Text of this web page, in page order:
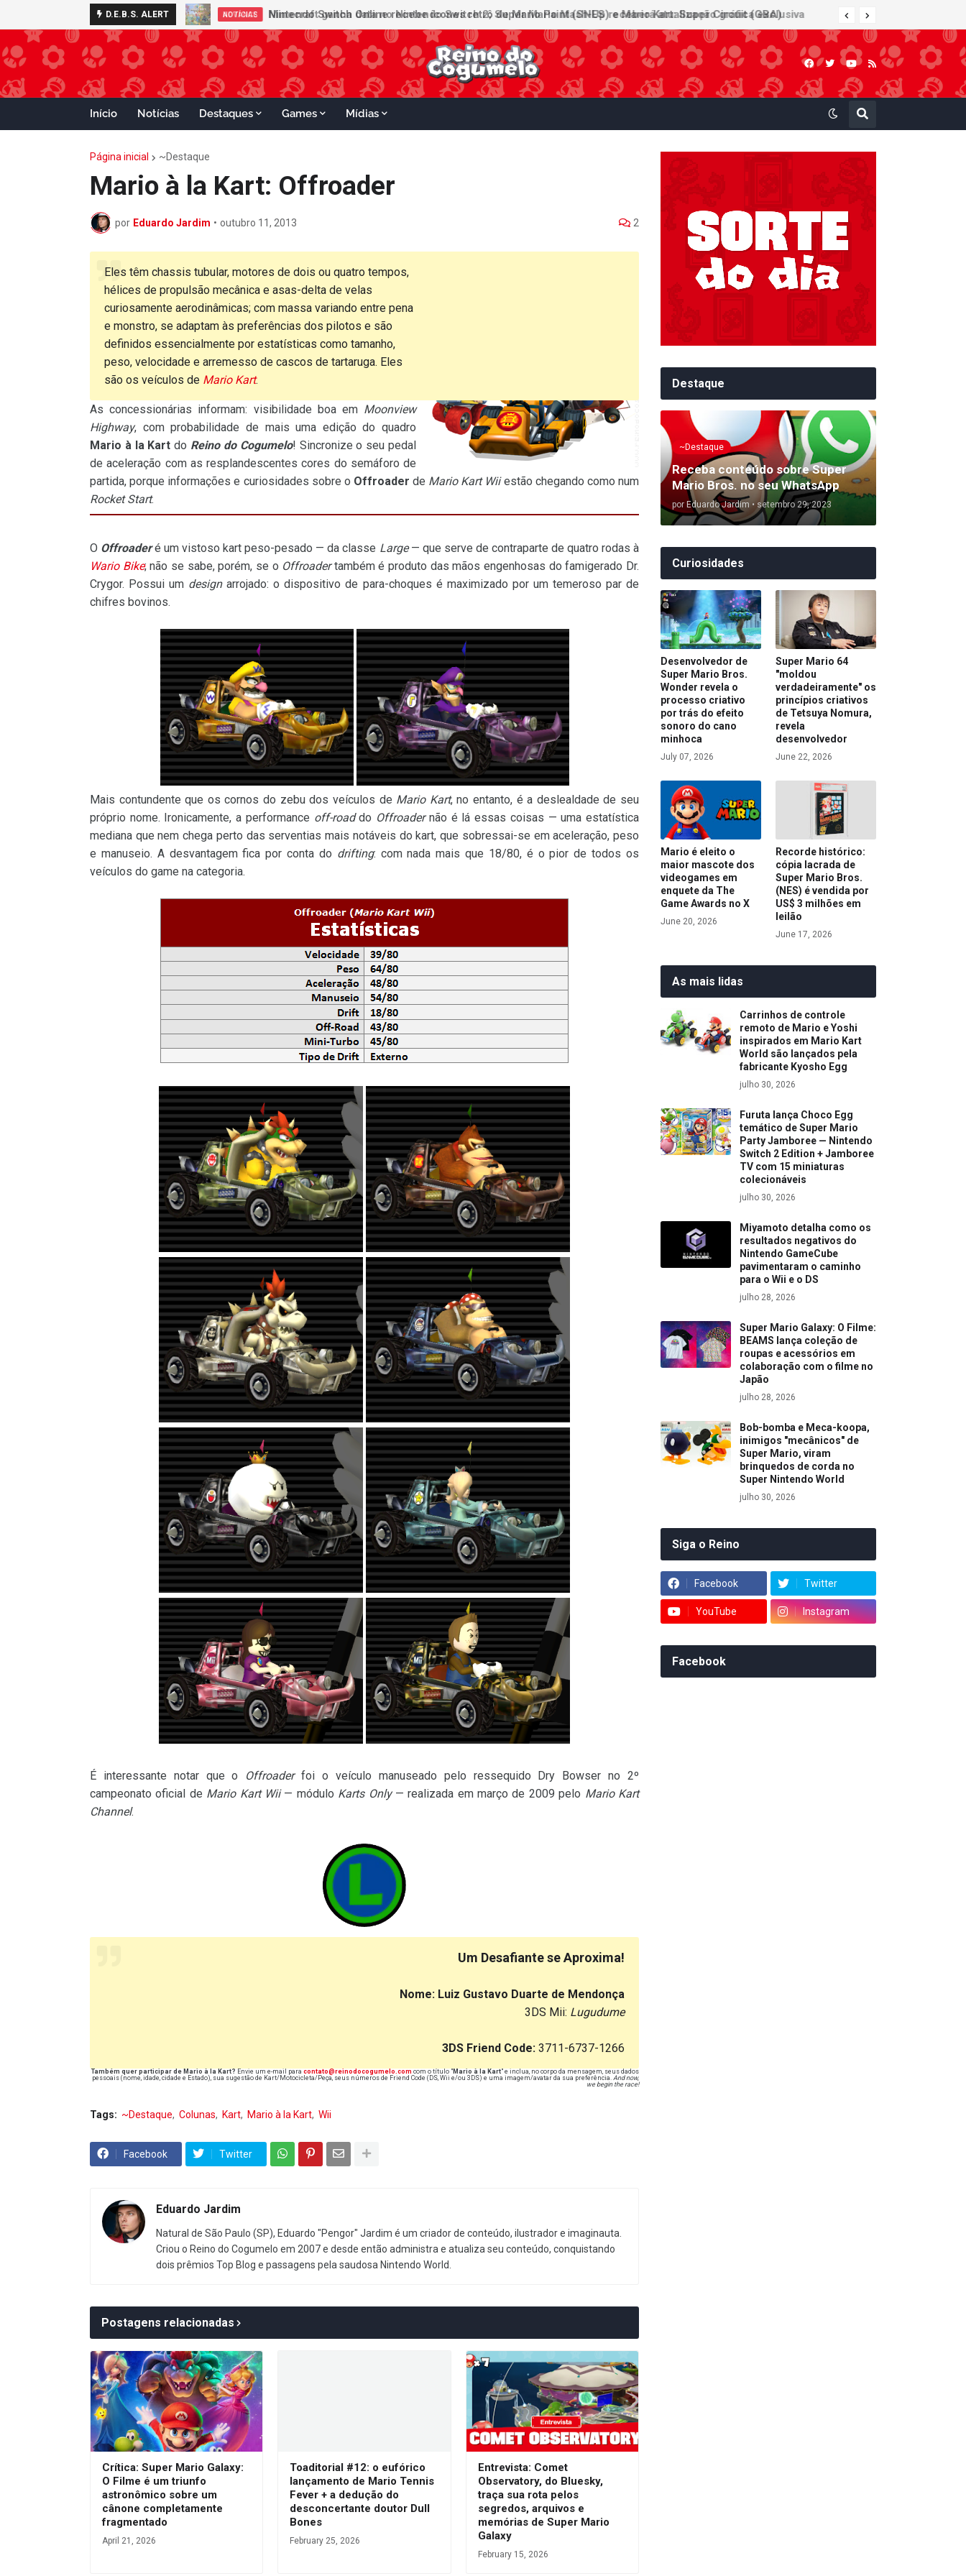
D.E.B.S. ALERT NOTÍCIAS Minecraft ganha data no Nintendo Switch 2; Super Mario Mash-Up receberá atualização gráfica exclusiva
Início Notícias Destaques Games Mídias
Página inicial ~Destaque
Mario à la Kart: Offroader
por Eduardo Jardim • outubro 11, 2013 2
Eles têm chassis tubular, motores de dois ou quatro tempos,
hélices de propulsão mecânica e asas-delta de velas
curiosamente aerodinâmicas; com massa variando entre pena
e monstro, se adaptam às preferências dos pilotos e são
definidos essencialmente por estatísticas como tamanho,
peso, velocidade e arremesso de cascos de tartaruga. Eles
são os veículos de Mario Kart.
As concessionárias informam: visibilidade boa em Moonview
Highway, com probabilidade de mais uma edição do quadro
Mario à la Kart do Reino do Cogumelo! Sincronize o seu pedal
de aceleração com as resplandescentes cores do semáforo de
partida, porque informações e curiosidades sobre o Offroader de Mario Kart Wiiestão chegando como num
Rocket Start.
O Offroaderé um vistoso kart peso-pesado — da classe Large— que serve de contraparte de quatro rodas à
Wario Bike; não se sabe, porém, se o Offroadertambém é produto das mãos engenhosas do famigerado Dr.
Crygor. Possui um designarrojado: o dispositivo de para-choques é maximizado por um temeroso par de
chifres bovinos.
Mais contundente que os cornos do zebu dos veículos de Mario Kart, no entanto, é a deslealdade de seu
próprio nome. Ironicamente, a performance off-roaddo Offroadernão é lá essas coisas — uma estatística
mediana que nem chega perto das serventias mais notáveis do kart, que sobressai-se em aceleração, peso
e manuseio. A desvantagem fica por conta do drifting: com nada mais que 18/80, é o pior de todos os
veículos do game na categoria.
É interessante notar que o Offroaderfoi o veículo manuseado pelo ressequido Dry Bowser no 2º
campeonato oficial de Mario Kart Wii— módulo Karts Only— realizada em março de 2009 pelo Mario Kart
Channel.
Um Desafiante se Aproxima!
Nome: Luiz Gustavo Duarte de Mendonça
3DS Mii: Lugudume
3DS Friend Code: 3711-6737-1266
Também quer participar de Mario à la Kart? Envie um e-mail para contato@reinodocogumelo.com com o título " Mario à la Kart" e inclua, no corpo da mensagem, seus dados
pessoais (nome, idade, cidade e Estado), sua sugestão de Kart/Motocicleta/Peça, seus números de Friend Code (DS, Wii e/ou 3DS) e uma imagem/avatar da sua preferência. And now,
we begin the race!
Tags: ~Destaque Colunas Kart Mario à la Kart Wii
Facebook Twitter
Eduardo Jardim
Natural de São Paulo (SP), Eduardo "Pengor" Jardim é um criador de conteúdo, ilustrador e imaginauta.
Criou o Reino do Cogumelo em 2007 e desde então administra e atualiza seu conteúdo, conquistando
dois prêmios Top Blog e passagens pela saudosa Nintendo World.
Postagens relacionadas
Crítica: Super Mario Galaxy:
O Filme é um triunfo
astronômico sobre um
cânone completamente
fragmentado
April 21, 2026
Toaditorial #12: o eufórico
lançamento de Mario Tennis
Fever + a dedução do
desconcertante doutor Dull
Bones
February 25, 2026
Entrevista: Comet
Observatory, do Bluesky,
traça sua rota pelos
segredos, arquivos e
memórias de Super Mario
Galaxy
February 15, 2026
Destaque
~Destaque
Receba conteúdo sobre Super
Mario Bros. no seu WhatsApp
por Eduardo Jardim • setembro 29, 2023
Curiosidades
Desenvolvedor de
Super Mario Bros.
Wonder revela o
processo criativo
por trás do efeito
sonoro do cano
minhoca
July 07, 2026
Super Mario 64
"moldou
verdadeiramente" os
princípios criativos
de Tetsuya Nomura,
revela
desenvolvedor
June 22, 2026
Mario é eleito o
maior mascote dos
videogames em
enquete da The
Game Awards no X
June 20, 2026
Recorde histórico:
cópia lacrada de
Super Mario Bros.
(NES) é vendida por
US$ 3 milhões em
leilão
June 17, 2026
As mais lidas
Carrinhos de controle
remoto de Mario e Yoshi
inspirados em Mario Kart
World são lançados pela
fabricante Kyosho Egg
julho 30, 2026
Furuta lança Choco Egg
temático de Super Mario
Party Jamboree — Nintendo
Switch 2 Edition + Jamboree
TV com 15 miniaturas
colecionáveis
julho 30, 2026
Miyamoto detalha como os
resultados negativos do
Nintendo GameCube
pavimentaram o caminho
para o Wii e o DS
julho 28, 2026
Super Mario Galaxy: O Filme:
BEAMS lança coleção de
roupas e acessórios em
colaboração com o filme no
Japão
julho 28, 2026
Bob-bomba e Meca-koopa,
inimigos "mecânicos" de
Super Mario, viram
brinquedos de corda no
Super Nintendo World
julho 30, 2026
Siga o Reino
Facebook Twitter
YouTube Instagram
Facebook